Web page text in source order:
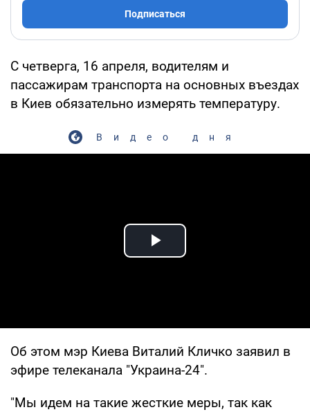
Подписаться
С четверга, 16 апреля, водителям и
пассажирам транспорта на основных въездах
в Киев обязательно измерять температуру.
Видео дня
Play Video
Об этом мэр Киева Виталий Кличко заявил в
эфире телеканала "Украина-24".
"Мы идем на такие жесткие меры, так как